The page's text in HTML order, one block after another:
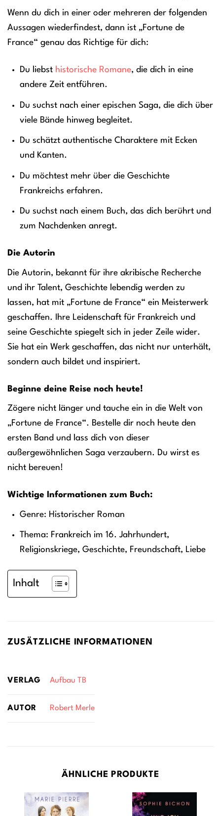
Wenn du dich in einer oder mehreren der folgenden
Aussagen wiederfindest, dann ist „Fortune de
France“ genau das Richtige für dich:
Du liebst historische Romane, die dich in eine
andere Zeit entführen.
Du suchst nach einer epischen Saga, die dich über
viele Bände hinweg begleitet.
Du schätzt authentische Charaktere mit Ecken
und Kanten.
Du möchtest mehr über die Geschichte
Frankreichs erfahren.
Du suchst nach einem Buch, das dich berührt und
zum Nachdenken anregt.
Die Autorin
Die Autorin, bekannt für ihre akribische Recherche
und ihr Talent, Geschichte lebendig werden zu
lassen, hat mit „Fortune de France“ ein Meisterwerk
geschaffen. Ihre Leidenschaft für Frankreich und
seine Geschichte spiegelt sich in jeder Zeile wider.
Sie hat ein Werk geschaffen, das nicht nur unterhält,
sondern auch bildet und inspiriert.
Beginne deine Reise noch heute!
Zögere nicht länger und tauche ein in die Welt von
„Fortune de France“. Bestelle dir noch heute den
ersten Band und lass dich von dieser
außergewöhnlichen Saga verzaubern. Du wirst es
nicht bereuen!
Wichtige Informationen zum Buch:
Genre: Historischer Roman
Thema: Frankreich im 16. Jahrhundert,
Religionskriege, Geschichte, Freundschaft, Liebe
Inhalt
ZUSÄTZLICHE INFORMATIONEN
VERLAG Aufbau TB
AUTOR Robert Merle
ÄHNLICHE PRODUKTE